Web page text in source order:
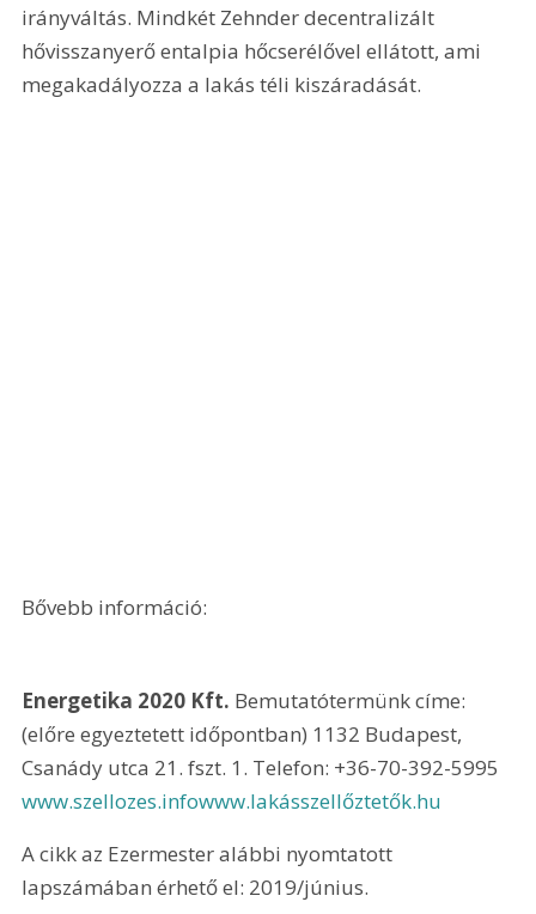
irányváltás. Mindkét Zehnder decentralizált
hővisszanyerő entalpia hőcserélővel ellátott, ami
megakadályozza a lakás téli kiszáradását.
Bővebb információ:
Energetika 2020 Kft. Bemutatótermünk címe:
(előre egyeztetett időpontban) 1132 Budapest,
Csanády utca 21. fszt. 1. Telefon: +36-70-392-5995
www.szellozes.infowww.lakásszellőztetők.hu
A cikk az Ezermester alábbi nyomtatott
lapszámában érhető el: 2019/június.